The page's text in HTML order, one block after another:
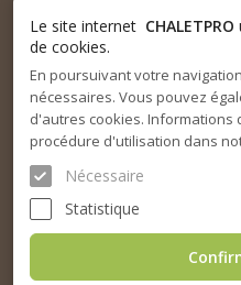
Le site internet CHALETPRO
de cookies.
En poursuivant votre
nécessaires. Vous pouvez
d'autres cookies. Informations
procédure d'utilisation dans
Nécessaire
Statistique